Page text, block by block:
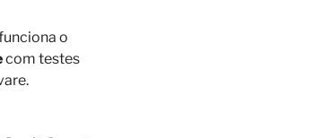
o
com testes